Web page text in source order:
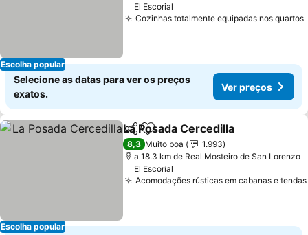
Escolha popular
El Escorial
Cozinhas totalmente equipadas nos quartos
Selecione as datas para ver os preços
exatos.
Ver preços
Escolha popular
PartilharAdicionar aos favoritos
La Posada Cercedilla
8,3 Muito boa
1.993
a 18.3 km de Real Mosteiro de San Lorenzo
El Escorial
Acomodações rústicas em cabanas e tendas